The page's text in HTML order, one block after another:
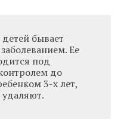
бывает
Ее
под
до
3-х лет,